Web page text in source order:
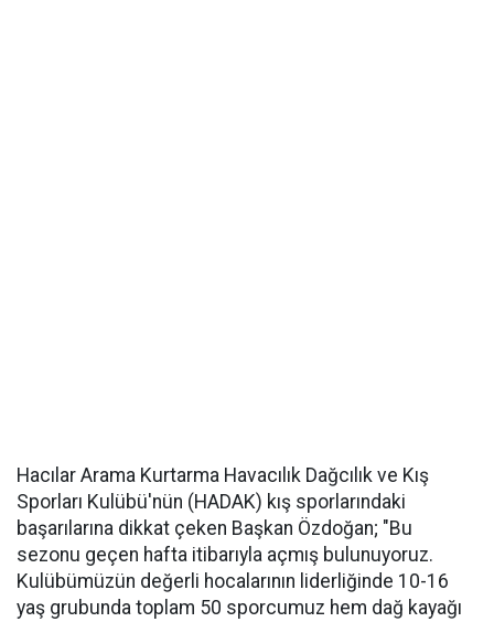
Hacılar Arama Kurtarma Havacılık Dağcılık ve Kış
Sporları Kulübü'nün (HADAK) kış sporlarındaki
başarılarına dikkat çeken Başkan Özdoğan; "Bu
sezonu geçen hafta itibarıyla açmış bulunuyoruz.
Kulübümüzün değerli hocalarının liderliğinde 10-16
yaş grubunda toplam 50 sporcumuz hem dağ kayağı